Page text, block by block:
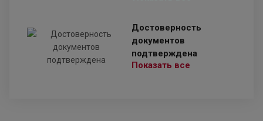
Достоверность
документов
подтверждена
Показать все